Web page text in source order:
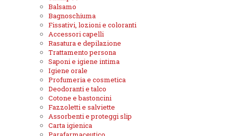
Balsamo
Bagnoschiuma
Fissativi, lozioni e coloranti
Accessori capelli
Rasatura e depilazione
Trattamento persona
Saponi e igiene intima
Igiene orale
Profumeria e cosmetica
Deodoranti e talco
Cotone e bastoncini
Fazzoletti e salviette
Assorbenti e proteggi slip
Carta igienica